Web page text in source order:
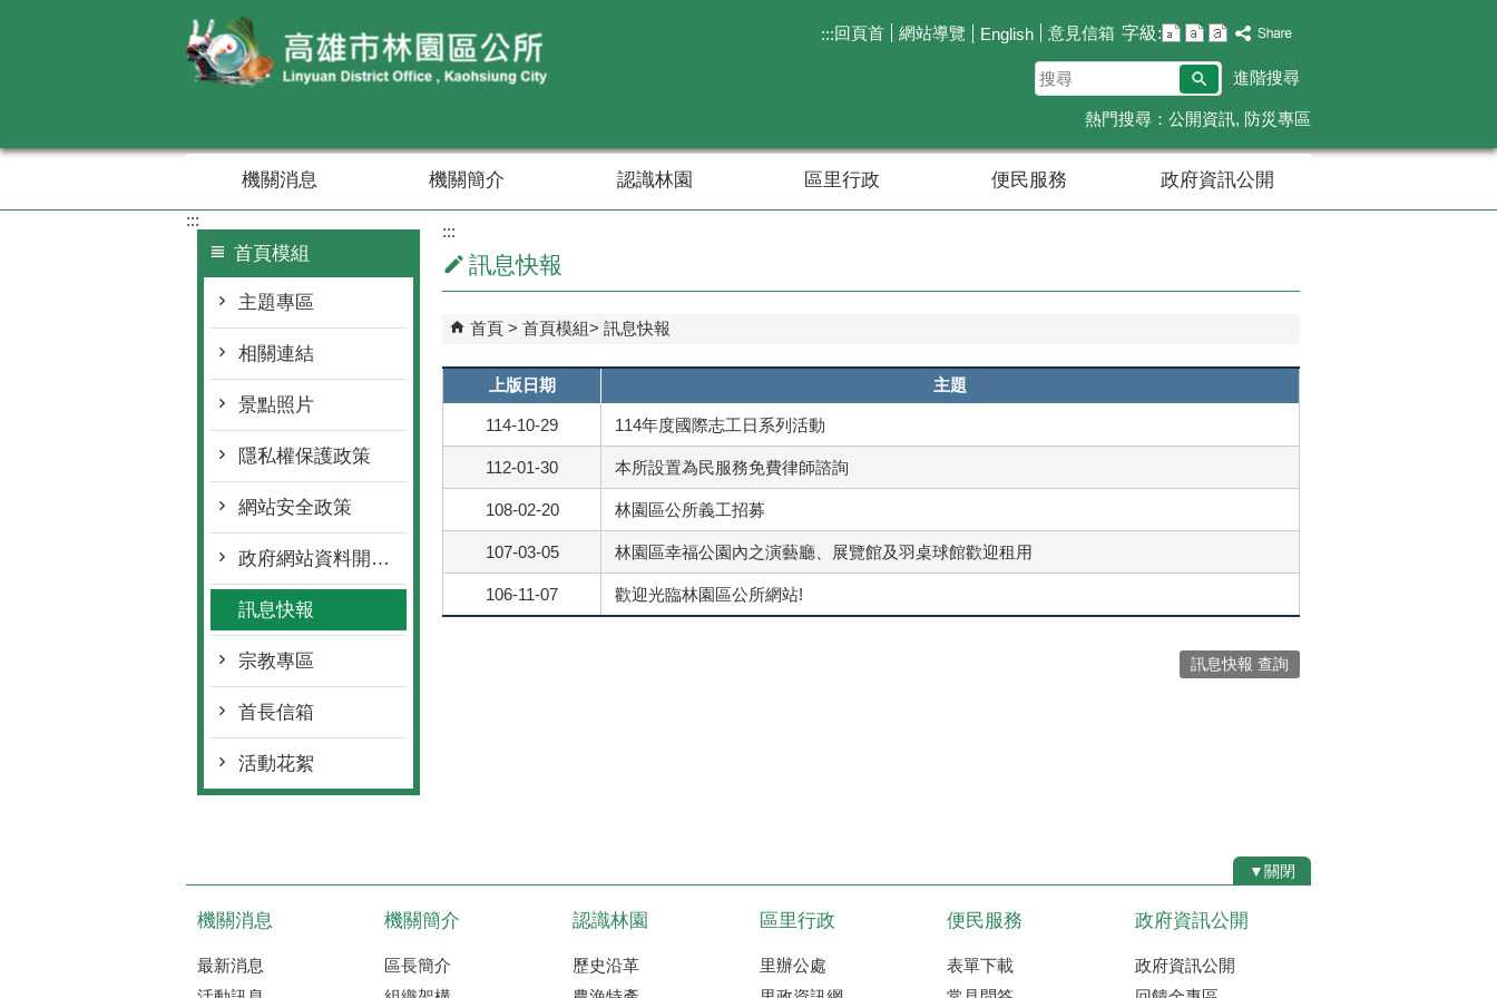
:::回頁首 網站導覽 English 意見信箱 字級:
搜
尋
進階搜尋
熱門搜尋： 公開資訊 防災專區
機關消息 機關簡介 認識林園 區里行政 便民服務 政府資訊公開
:::
首頁模組
主題專區
相關連結
景點照片
隱私權保護政策
網站安全政策
政府網站資料開放宣告
訊息快報
宗教專區
首長信箱
活動花絮
:::
訊息快報
首頁 首頁模組 訊息快報
上版日期 主題
114-10-29 114年度國際志工日系列活動
112-01-30 本所設置為民服務免費律師諮詢
108-02-20 林園區公所義工招募
107-03-05 林園區幸福公園內之演藝廳、展覽館及羽桌球館歡迎租用
106-11-07 歡迎光臨林園區公所網站!
訊息快報 查詢
▼關閉
機關消息
最新消息
機關簡介
區長簡介
認識林園
歷史沿革
區里行政
里辦公處
便民服務
表單下載
政府資訊公開
政府資訊公開